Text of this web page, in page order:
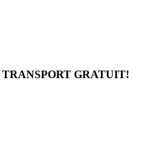
TRANSPORT GRATUIT!